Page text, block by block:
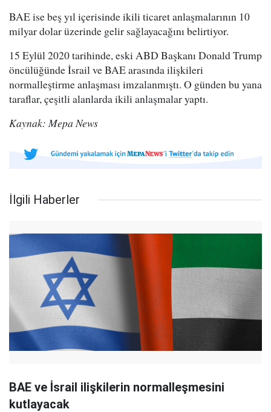
BAE ise beş yıl içerisinde ikili ticaret anlaşmalarının 10
milyar dolar üzerinde gelir sağlayacağını belirtiyor.
15 Eylül 2020 tarihinde, eski ABD Başkanı Donald Trump
öncülüğünde İsrail ve BAE arasında ilişkileri
normalleştirme anlaşması imzalanmıştı. O günden bu yana
taraflar, çeşitli alanlarda ikili anlaşmalar yaptı.
Kaynak: Mepa News
İlgili Haberler
BAE ve İsrail ilişkilerin normalleşmesini
kutlayacak